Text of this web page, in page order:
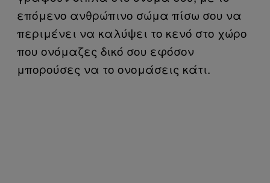
επόμενο ανθρώπινο σώμα πίσω σου να
περιμένει να καλύψει το κενό στο χώρο
που ονόμαζες δικό σου εφόσον
μπορούσες να το ονομάσεις κάτι.